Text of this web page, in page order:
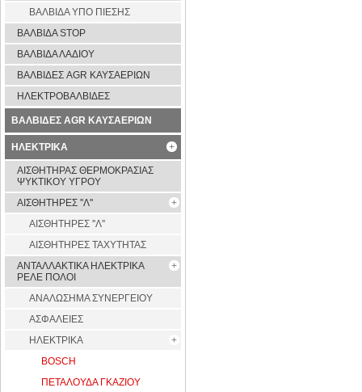
ΒΑΛΒΙΔΑ ΥΠΟ ΠΙΕΣΗΣ
ΒΑΛΒΙΔΑ STOP
ΒΑΛΒΙΔΑ ΛΑΔΙΟΥ
ΒΑΛΒΙΔΕΣ AGR ΚΑΥΣΑΕΡΙΩΝ
ΗΛΕΚΤΡΟΒΑΛΒΙΔΕΣ
ΒΑΛΒΙΔΕΣ AGR ΚΑΥΣΑΕΡΙΩΝ
ΗΛΕΚΤΡΙΚΑ
ΑΙΣΘΗΤΗΡΑΣ ΘΕΡΜΟΚΡΑΣΙΑΣ
ΨΥΚΤΙΚΟΥ ΥΓΡΟΥ
ΑΙΣΘΗΤΗΡΕΣ ''Λ''
ΑΙΣΘΗΤΗΡEΣ ''Λ''
ΑΙΣΘΗΤΗΡEΣ ΤΑΧΥΤΗΤΑΣ
ΑΝΤΑΛΛΑΚΤΙΚΑ ΗΛΕΚΤΡΙΚΑ
ΡΕΛΕ ΠΟΛΟΙ
ΑΝΑΛΩΣΗΜΑ ΣΥΝΕΡΓΕΙΟΥ
ΑΣΦΑΛΕΙΕΣ
ΗΛΕΚΤΡΙΚΑ
BOSCH
ΠΕΤΑΛΟΥΔΑ ΓΚΑΖΙΟΥ